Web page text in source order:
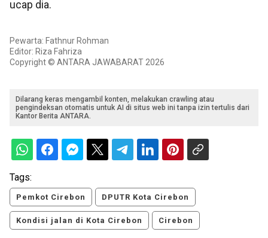
ucap dia.
Pewarta: Fathnur Rohman
Editor: Riza Fahriza
Copyright © ANTARA JAWABARAT 2026
Dilarang keras mengambil konten, melakukan crawling atau
pengindeksan otomatis untuk AI di situs web ini tanpa izin tertulis dari
Kantor Berita ANTARA.
Tags:
Pemkot Cirebon DPUTR Kota Cirebon
Kondisi jalan di Kota Cirebon Cirebon